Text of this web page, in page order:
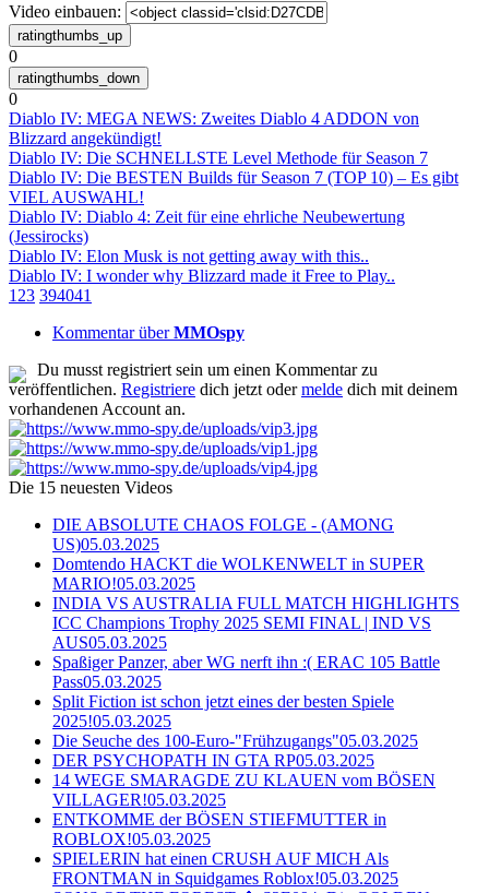
Video einbauen:
0
0
Diablo IV: MEGA NEWS: Zweites Diablo 4 ADDON von
Blizzard angekündigt!
Diablo IV: Die SCHNELLSTE Level Methode für Season 7
Diablo IV: Die BESTEN Builds für Season 7 (TOP 10) – Es gibt
VIEL AUSWAHL!
Diablo IV: Diablo 4: Zeit für eine ehrliche Neubewertung
(Jessirocks)
Diablo IV: Elon Musk is not getting away with this..
Diablo IV: I wonder why Blizzard made it Free to Play..
1 23 394041
Kommentar überMMOspy
Du musst registriert sein um einen Kommentar zu
veröffentlichen. Registriere dich jetzt odermelde dich mit deinem
vorhandenen Account an.
Die 15 neuesten Videos
DIE ABSOLUTE CHAOS FOLGE - (AMONG
US)05.03.2025
Domtendo HACKT die WOLKENWELT in SUPER
MARIO!05.03.2025
INDIA VS AUSTRALIA FULL MATCH HIGHLIGHTS
ICC Champions Trophy 2025 SEMI FINAL | IND VS
AUS05.03.2025
Spaßiger Panzer, aber WG nerft ihn :( ERAC 105 Battle
Pass05.03.2025
Split Fiction ist schon jetzt eines der besten Spiele
2025!05.03.2025
Die Seuche des 100-Euro-"Frühzugangs"05.03.2025
DER PSYCHOPATH IN GTA RP05.03.2025
14 WEGE SMARAGDE ZU KLAUEN vom BÖSEN
VILLAGER!05.03.2025
ENTKOMME der BÖSEN STIEFMUTTER in
ROBLOX!05.03.2025
SPIELERIN hat einen CRUSH AUF MICH Als
FRONTMAN in Squidgames Roblox!05.03.2025